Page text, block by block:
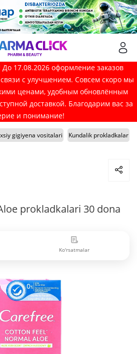
17.08.2026 оформление заказов
с улучшением. Совсем скоро мы
ценами, удобным обновлённым
доставкой. Благодарим вас за
и понимание!
gigiyena vositalari Kundalik prokladkalar
prokladkalari 30 dona
Ko'rsatmalar